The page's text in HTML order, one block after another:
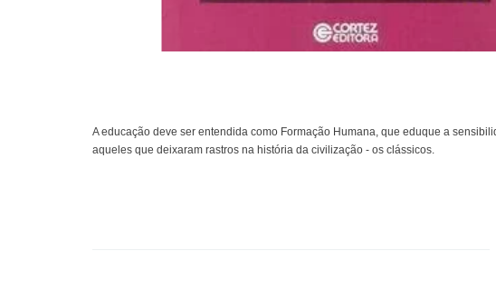
A educação deve ser entendida como Formação Humana, que eduque a
aqueles que deixaram rastros na história da civilização - os clássicos.